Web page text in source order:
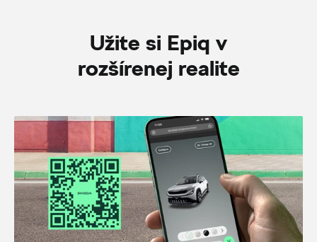
Užite si Epiq v
rozšírenej realite